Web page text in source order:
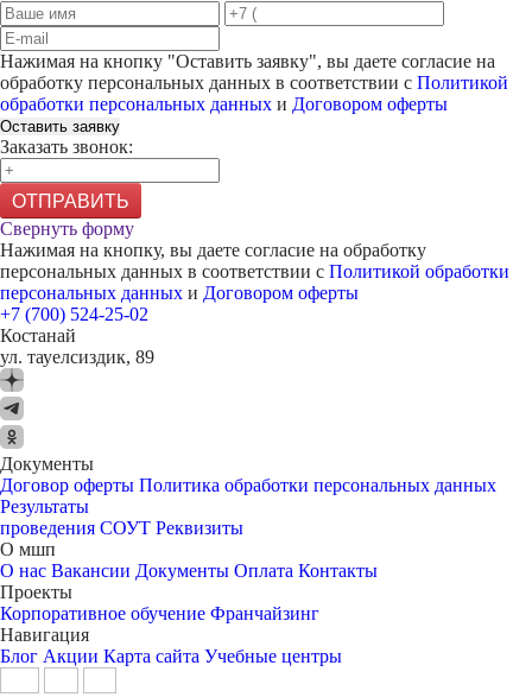
Нажимая на кнопку "Оставить заявку", вы даете согласие на
обработку персональных данных в соответствии с Политикой
обработки персональных данных и Договором оферты
Оставить заявку
Заказать звонок:
ОТПРАВИТЬ
Свернуть форму
Нажимая на кнопку, вы даете согласие на обработку
персональных данных в соответствии с Политикой обработки
персональных данных и Договором оферты
+7 (700) 524-25-02
Костанай
ул. тауелсиздик, 89
Документы
Договор оферты Политика обработки персональных данных
Результаты
проведения СОУТ Реквизиты
О мшп
О нас Вакансии Документы Оплата Контакты
Проекты
Корпоративное обучение Франчайзинг
Навигация
Блог Акции Карта сайта Учебные центры